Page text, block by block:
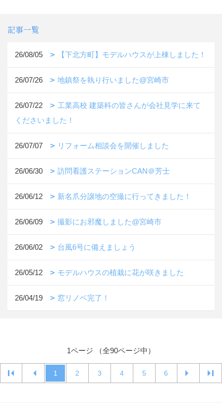
記事一覧
26/08/05 【下北方町】モデルハウスが上棟しました！
26/07/26 地鎮祭を執り行いました@宮崎市
26/07/22
工業高校 建築科の皆さんが会社見学に来て
くださいました！
26/07/07 リフォーム相談会を開催しました
26/06/30 訪問看護ステーションCAN＠芳士
26/06/12 新名爪分譲地の空撮に行ってきました！
26/06/09 撮影にお邪魔しました@宮崎市
26/06/02 台風6号に備えましょう
26/05/12 モデルハウスの植栽に花が咲きました
26/04/19 窓リノベ完了！
1ページ （全90ページ中）
1 2 3 4 5 6